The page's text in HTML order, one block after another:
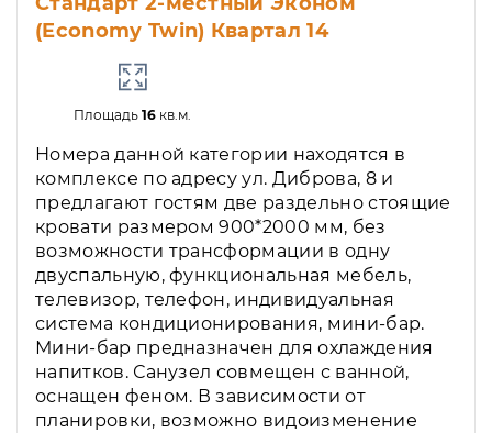
(Economy Twin) Квартал 14
Площадь16 кв.м.
Номера данной категории находятся в
комплексе по адресу ул. Диброва, 8 и
предлагают гостям две раздельно стоящие
кровати размером 900*2000 мм, без
возможности трансформации в одну
двуспальную, функциональная мебель,
телевизор, телефон, индивидуальная
система кондиционирования, мини-бар.
Мини-бар предназначен для охлаждения
напитков. Санузел совмещен с ванной,
оснащен феном. В зависимости от
планировки, возможно видоизменение